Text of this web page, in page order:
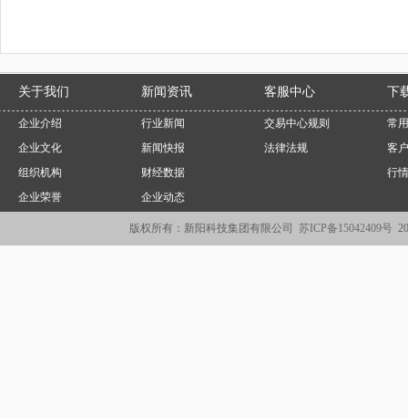
关于我们
企业介绍
企业文化
组织机构
企业荣誉
新闻资讯
行业新闻
新闻快报
财经数据
企业动态
客服中心
交易中心规则
法律法规
下
常
客
行
版权所有：新阳科技集团有限公司 苏ICP备15042409号